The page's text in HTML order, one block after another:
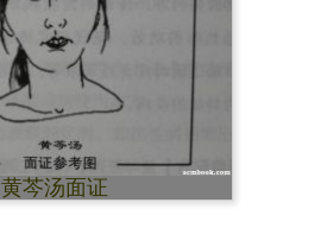
黄芩汤面证